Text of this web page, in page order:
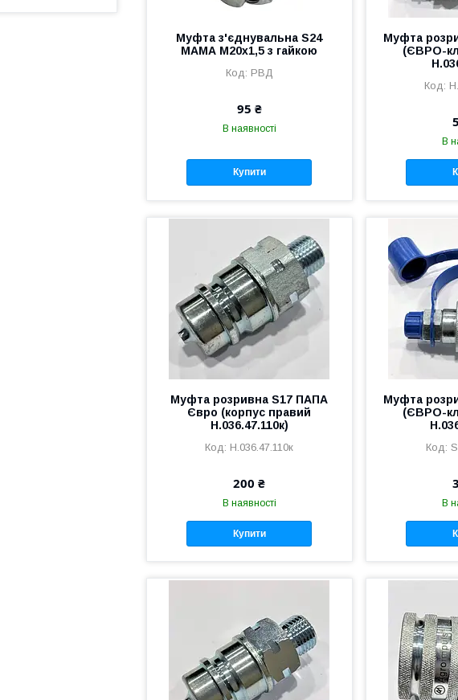
Муфта з'єднувальна S24
МАМА М20х1,5 з гайкою
РВД
95 ₴
В наявності
Купити
Муфта
(ЄВРО-
В
Муфта розривна S17 ПАПА
Євро (корпус правий
Н.036.47.110к)
Н.036.47.110к
200 ₴
В наявності
Купити
Муфта
(ЄВРО-
В